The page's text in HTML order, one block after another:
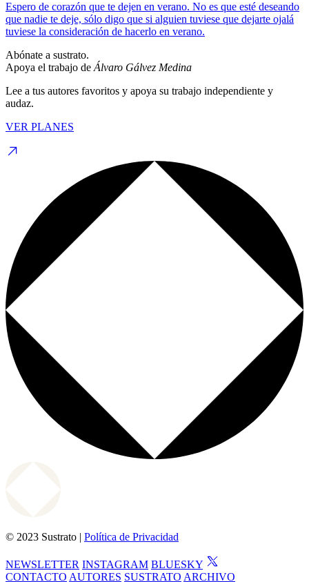
Espero de corazón que te dejen en verano. No es que esté deseando
que nadie te deje, sólo digo que si alguien tuviese que dejarte ojalá
tuviese la consideración de hacerlo en verano.
Abónate a sustrato.
Apoya el trabajo de Álvaro Gálvez Medina
Lee a tus autores favoritos y apoya su trabajo independiente y
audaz.
VER PLANES
© 2023 Sustrato | Política de Privacidad
NEWSLETTER INSTAGRAM BLUESKY
CONTACTO AUTORES SUSTRATO ARCHIVO